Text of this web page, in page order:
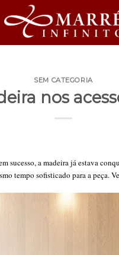
SEM CATEGORIA
nos
sucesso, a madeira já estava
tempo sofisticado para a peça.